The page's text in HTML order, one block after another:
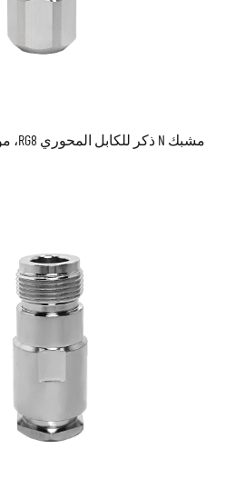
مشبك N ذكر للكابل المحوري RG8، موصل RF، مشبك تثبيت